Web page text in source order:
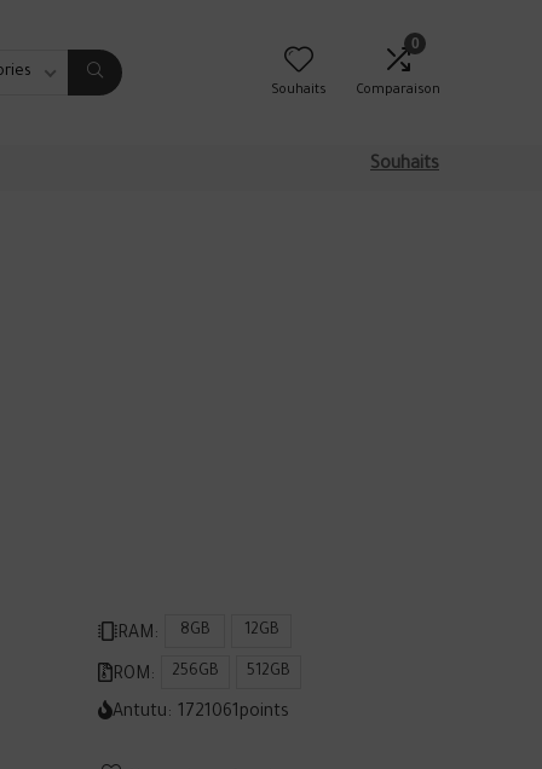
Souhaits
0
Comparaison
Souhaits
RAM: 8GB 12GB
ROM: 256GB 512GB
Antutu: 1721061 points